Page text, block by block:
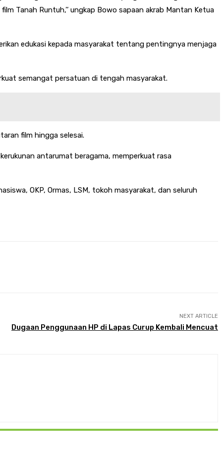
Tanah Runtuh,’’ ungkap Bowo sapaan akrab Mantan Ketua
edukasi kepada masyarakat tentang pentingnya menjaga
semangat persatuan di tengah masyarakat.
film hingga selesai.
antarumat beragama, memperkuat rasa
OKP, Ormas, LSM, tokoh masyarakat, dan seluruh
NEXT ARTICLE
Dugaan Penggunaan HP di Lapas Curup Kembali Mencuat